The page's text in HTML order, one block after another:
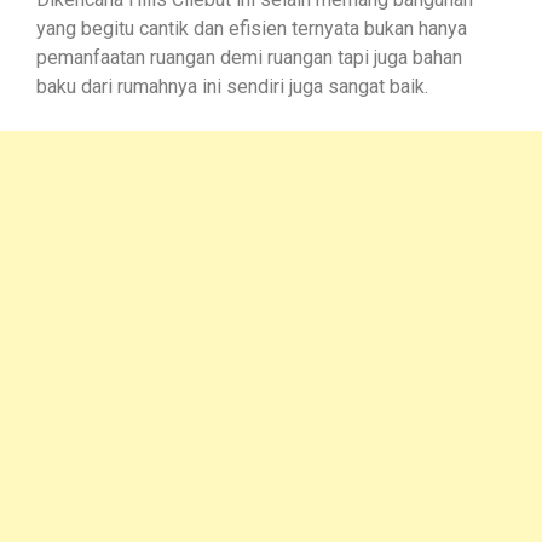
yang begitu cantik dan efisien ternyata bukan hanya
pemanfaatan ruangan demi ruangan tapi juga bahan
baku dari rumahnya ini sendiri juga sangat baik.